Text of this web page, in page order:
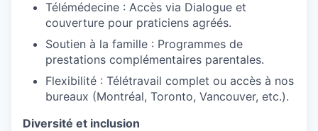
Télémédecine : Accès via Dialogue et
couverture pour praticiens agréés.
Soutien à la famille : Programmes de
prestations complémentaires parentales.
Flexibilité : Télétravail complet ou accès à nos
bureaux (Montréal, Toronto, Vancouver, etc.).
Diversité et inclusion